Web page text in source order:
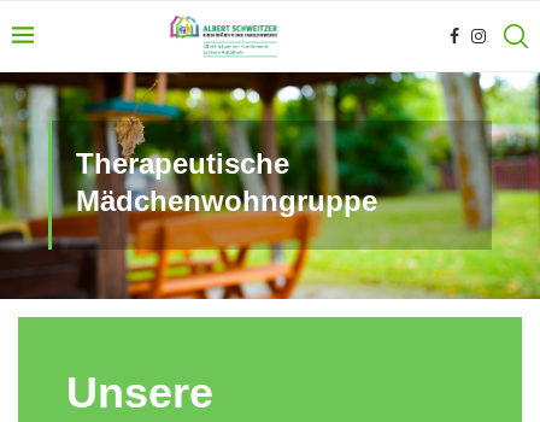
Therapeutische
Mädchenwohngruppe
Unsere